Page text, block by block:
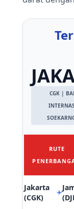
CGK |
RUTE
Jakarta
(CGK)